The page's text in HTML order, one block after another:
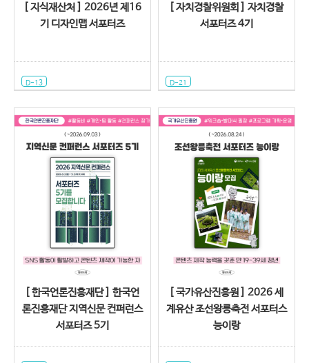
[ 지식재산처 ] 2026년 제16
기 디자인맵 서포터즈
D-13
[ 자치경찰위원회 ] 자치경찰
서포터즈 4기
D-21
[ 한국언론진흥재단 ] 한국언
론진흥재단 지역신문 컨퍼런스
서포터즈 5기
[ 국가유산진흥원 ] 2026 세
계유산 조선왕릉축전 서포터스
능이랑